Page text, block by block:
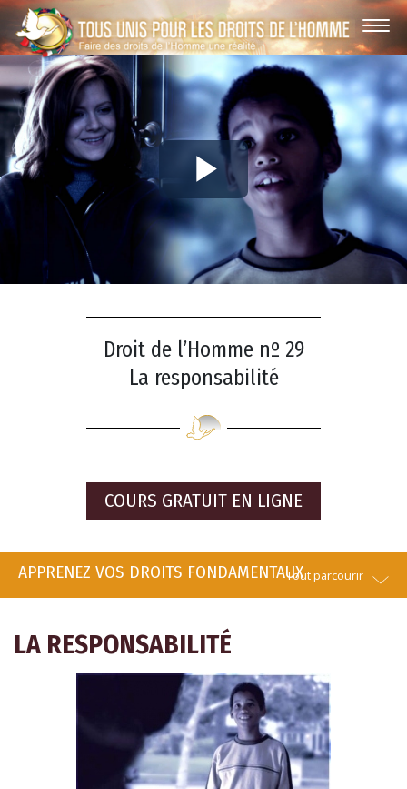
Play
Video
Droit de l’Homme nº 29
La responsabilité
COURS GRATUIT EN LIGNE
APPRENEZ VOS DROITS FONDAMENTAUXTout parcourir
LA RESPONSABILITÉ